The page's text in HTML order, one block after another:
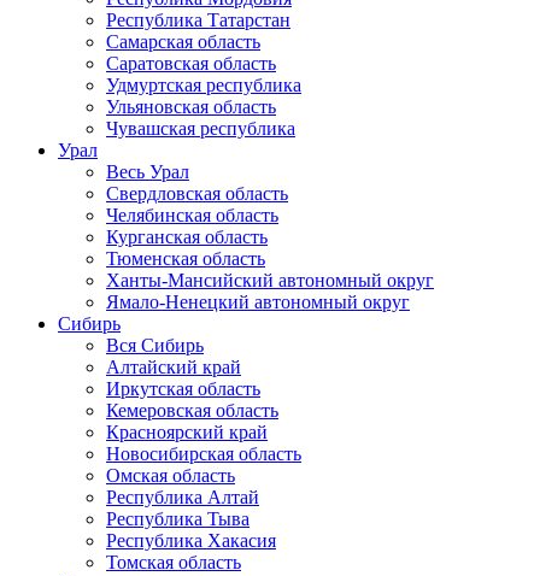
Республика Татарстан
Самарская область
Саратовская область
Удмуртская республика
Ульяновская область
Чувашская республика
Урал
Весь Урал
Свердловская область
Челябинская область
Курганская область
Тюменская область
Ханты-Мансийский автономный округ
Ямало-Ненецкий автономный округ
Сибирь
Вся Сибирь
Алтайский край
Иркутская область
Кемеровская область
Красноярский край
Новосибирская область
Омская область
Республика Алтай
Республика Тыва
Республика Хакасия
Томская область